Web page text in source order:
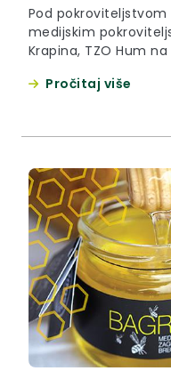
Pod pokroviteljstvom
medijskim
Krapina, TZO Hum na
manifestacija
Pročitaj više